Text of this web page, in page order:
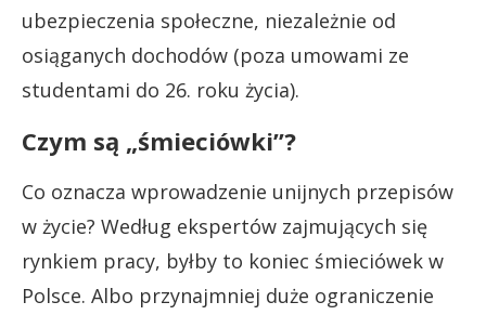
ubezpieczenia społeczne, niezależnie od
osiąganych dochodów (poza umowami ze
studentami do 26. roku życia).
Czym są „śmieciówki”?
Co oznacza wprowadzenie unijnych przepisów
w życie? Według ekspertów zajmujących się
rynkiem pracy, byłby to koniec śmieciówek w
Polsce. Albo przynajmniej duże ograniczenie